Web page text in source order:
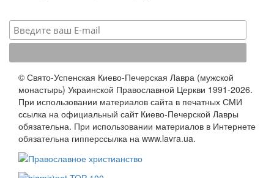
© Свято-Успенская Киево-Печерская Лавра (мужской
монастырь) Украинской Православной Церкви 1991-2026.
При использовании материалов сайта в печатных СМИ
ссылка на официальный сайт Киево-Печерской Лавры
обязательна. При использовании материалов в Интернете
обязательна гипперссылка на www.lavra.ua.